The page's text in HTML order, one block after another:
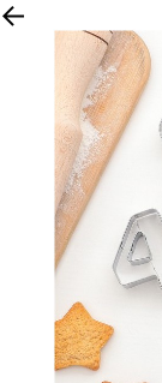
Назад